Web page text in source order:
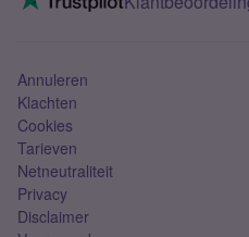
Mobiel abonnement
Annuleren
Klachten
Cookies
Tarieven
Netneutraliteit
Privacy
Disclaimer